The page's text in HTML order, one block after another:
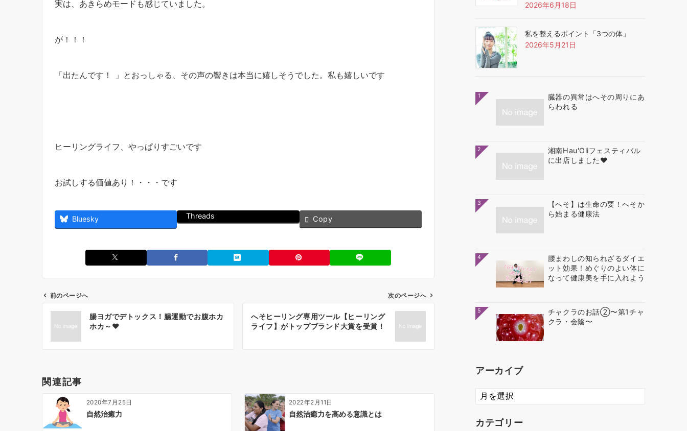
実は、あきらめモードも感じていました。
が！！！
「出たんです！ 」とおっしゃる、その声の響きは本当に嬉しそうでした。私も嬉しいです
ヒーリングライフ、やっぱりすごいです
お試しする価値あり！・・・です
Bluesky Threads Copy
シ
前のページへ
腸ヨガでデトックス！腸運動でお腹ホカ
ホカ～❤
次のページへ
へそヒーリング専用ツール【ヒーリング
ライフ】がトップブランド大賞を受賞！
関連記事
2020年7月25日
自然治癒力
2022年2月11日
自然治癒力を高める意識とは
2026年6月18日
私を整えるポイント「3つの体」
2026年5月21日
1
臓器の異常はへその周りにあ
らわれる
2
湘南Hau'Oliフェスティバル
に出店しました❤
3
【へそ】は生命の要！へそか
ら始まる健康法
4
腰まわしの知られざるダイエ
ット効果！めぐりのよい体に
なって健康美を手に入れよう
5
チャクラのお話②〜第1チャ
クラ・会陰〜
アーカイブ
ア
ー
イ
カテゴリー